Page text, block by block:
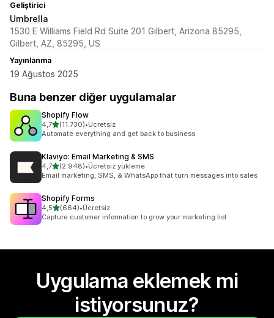
Geliştirici
Umbrella
1530 E Williams Field Rd Suite 201 Gilbert, Arizona 85295,
Gilbert, AZ, 85295, US
Yayınlanma
19 Ağustos 2025
Buna benzer diğer uygulamalar
Shopify Flow
4,75 yıldız üzerinden
(11.730)
toplam 11730 değerlendirme
•Ücretsiz
Automate everything and get back to business
Klaviyo: Email Marketing & SMS
4,75 yıldız üzerinden
(2.948)
toplam 2948 değerlendirme
•Ücretsiz yükleme
Email marketing, SMS, & WhatsApp that turn messages into sales
Shopify Forms
4,55 yıldız üzerinden
(664)
toplam 664 değerlendirme
•Ücretsiz
Capture customer information to grow your marketing list
Uygulama eklemek mi
istiyorsunuz?